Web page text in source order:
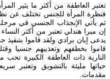
تعتبر العاطفة من أكثر ما يثير
فنظرة المرأة للجنس تختلف عن
ثم يأتي الإنجذاب الجنسي في
إن ميرا هندلي تعتبر من أكثر
يدعى إيان برادي ولقد قاموا
قاموا بخطفهم وتعذيبهم جنسيا
النارية ذات العاطفة الكبيرة
حياتها مليئة بالتشويق وتعتبر
مقدمات.